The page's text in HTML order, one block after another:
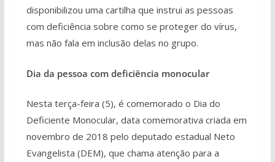
disponibilizou uma cartilha que instrui as pessoas
com deficiência sobre como se proteger do vírus,
mas não fala em inclusão delas no grupo.
Dia da pessoa com deficiência monocular
Nesta terça-feira (5), é comemorado o Dia do
Deficiente Monocular, data comemorativa criada em
novembro de 2018 pelo deputado estadual Neto
Evangelista (DEM), que chama atenção para a